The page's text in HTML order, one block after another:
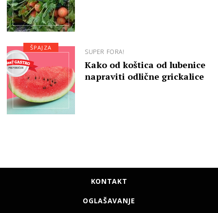
SUPER FORA!
Kako od koštica od lubenice
napraviti odlične grickalice
ŠPAJZA
KONTAKT
OGLAŠAVANJE